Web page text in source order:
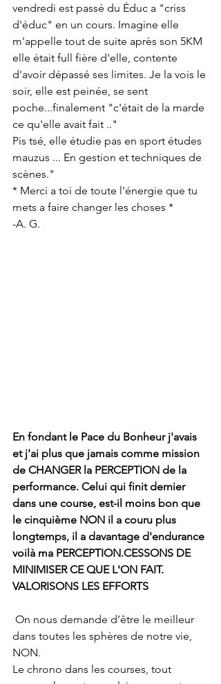
vendredi est passé du Éduc a "criss
d'éduc" en un cours. Imagine elle
m'appelle tout de suite après son 5KM
elle était full fière d'elle, contente
d'avoir dépassé ses limites. Je la vois le
soir, elle est peinée, se sent
poche...finalement "c'était de la marde
ce qu'elle avait fait .."
Pis tsé, elle étudie pas en sport études
mauzus ... En gestion et techniques de
scènes."
* Merci a toi de toute l'énergie que tu
mets a faire changer les choses *
-A. G.
En fondant le Pace du Bonheur j'avais
et j'ai plus que jamais comme mission
de CHANGER la PERCEPTION de la
performance. Celui qui finit dernier
dans une course, est-il moins bon que
le cinquième NON il a couru plus
longtemps, il a davantage d'endurance
voilà ma PERCEPTION.CESSONS DE
MINIMISER CE QUE L'ON FAIT.
VALORISONS LES EFFORTS
dans toutes les sphères de notre vie,
NON.
Le chrono dans les courses, tout